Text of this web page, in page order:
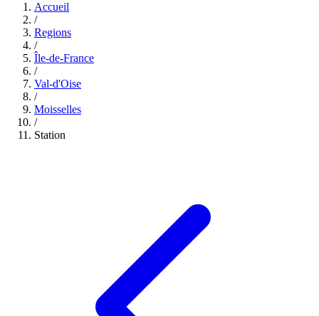
Accueil
/
Regions
/
Île-de-France
/
Val-d'Oise
/
Moisselles
/
Station